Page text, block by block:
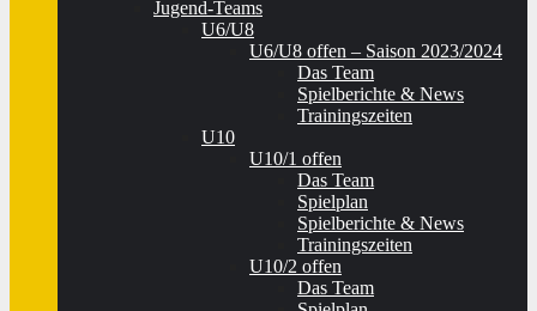
Jugend-Teams
U6/U8
U6/U8 offen – Saison 2023/2024
Das Team
Spielberichte & News
Trainingszeiten
U10
U10/1 offen
Das Team
Spielplan
Spielberichte & News
Trainingszeiten
U10/2 offen
Das Team